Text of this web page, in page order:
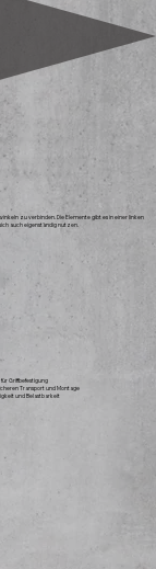
zu verbinden. Die Elemente gibt es in einer linken
auch eigenständig nutzen.
Griffbefestigung
Transport und Montage
und Belastbarkeit